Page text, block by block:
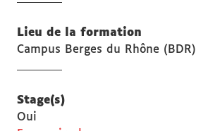
Lieu de la formation
Campus Berges du Rhône (BDR)
Stage(s)
Oui